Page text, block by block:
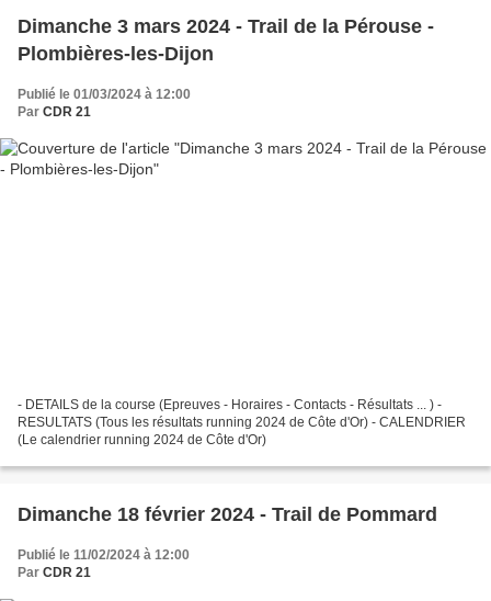
Dimanche 3 mars 2024 - Trail de la Pérouse -
Plombières-les-Dijon
Publié le 01/03/2024 à 12:00
Par CDR 21
- DETAILS de la course (Epreuves - Horaires - Contacts - Résultats ... ) -
RESULTATS (Tous les résultats running 2024 de Côte d'Or) - CALENDRIER
(Le calendrier running 2024 de Côte d'Or)
Dimanche 18 février 2024 - Trail de Pommard
Publié le 11/02/2024 à 12:00
Par CDR 21